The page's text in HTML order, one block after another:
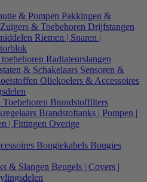
& Pompen Pakkingen &
Zuigers & Toebehoren Drijfstangen
Riemen | Snaren |
Radiateurslangen
& Schakelaars Sensoren &
Oliekoelers & Accessoires
Brandstoffilters
Brandstoftanks | Pompen |
| Fittingen Overige
Bougiekabels Bougies
& Slangen Beugels | Covers |